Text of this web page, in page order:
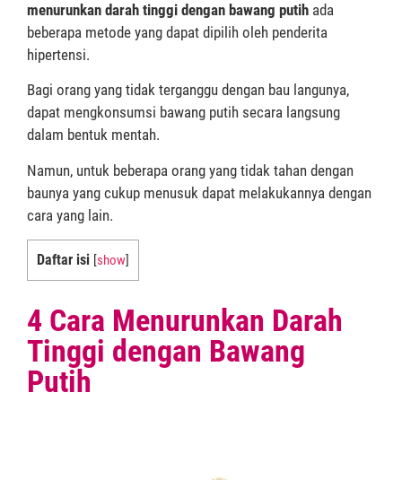
menurunkan darah tinggi dengan bawang putih ada
beberapa metode yang dapat dipilih oleh penderita
hipertensi.
Bagi orang yang tidak terganggu dengan bau langunya,
dapat mengkonsumsi bawang putih secara langsung
dalam bentuk mentah.
Namun, untuk beberapa orang yang tidak tahan dengan
baunya yang cukup menusuk dapat melakukannya dengan
cara yang lain.
Daftar isi show
4 Cara Menurunkan Darah
Tinggi dengan Bawang
Putih